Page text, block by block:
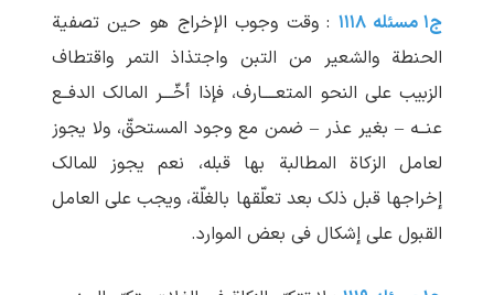
ج۱ مسئله ۱۱۱۸
: وقت وجوب الإخراج هو حین تصفیة
الحنطة والشعیر من التبن واجتذاذ التمر واقتطاف
الزبیب علی النحو المتعــــارف، فإذا أخّـــر المالک الدفــع
عنــه – بغیر عذر – ضمن مع وجود المستحقّ، ولا یجوز
لعامل الزکاة المطالبة بها قبله، نعم یجوز للمالک
إخراجها قبل ذلک بعد تعلّقها بالغلّة، ویجب علی العامل
القبول علی إشکال فی بعض الموارد.